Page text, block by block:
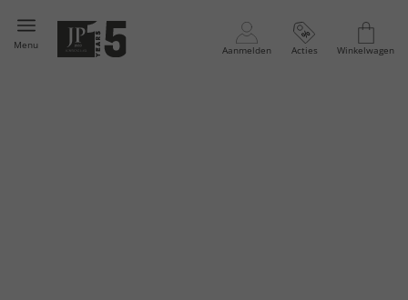
Menu Aanmelden Acties Winkelwagen